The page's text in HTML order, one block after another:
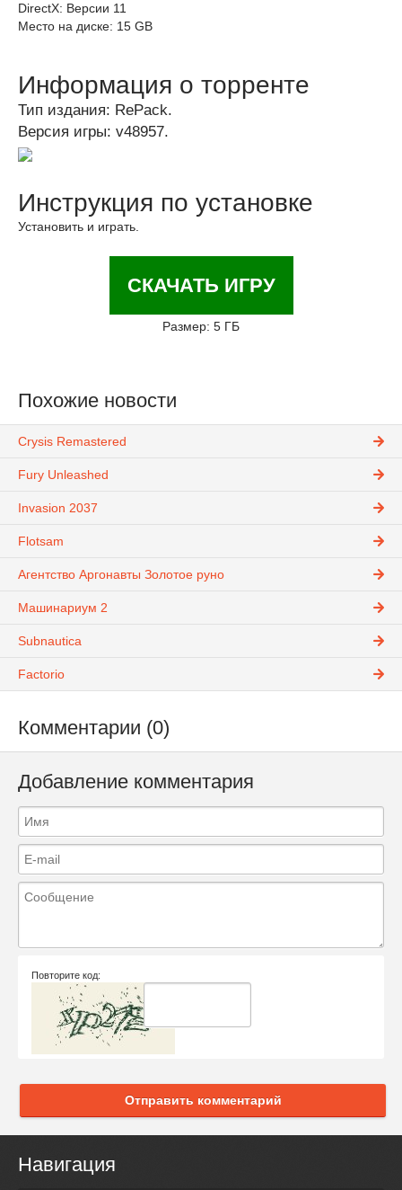
DirectX: Версии 11
Место на диске: 15 GB
Информация о торренте
Тип издания: RePack.
Версия игры: v48957.
Инструкция по установке
Установить и играть.
СКАЧАТЬ ИГРУ
Размер: 5 ГБ
Похожие новости
Crysis Remastered
Fury Unleashed
Invasion 2037
Flotsam
Агентство Аргонавты Золотое руно
Машинариум 2
Subnautica
Factorio
Комментарии (0)
Добавление комментария
Повторите код:
Отправить комментарий
Навигация